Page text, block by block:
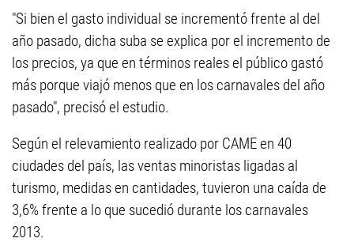
"Si bien el gasto individual se incrementó frente al del
año pasado, dicha suba se explica por el incremento de
los precios, ya que en términos reales el público gastó
más porque viajó menos que en los carnavales del año
pasado", precisó el estudio.
Según el relevamiento realizado por CAME en 40
ciudades del país, las ventas minoristas ligadas al
turismo, medidas en cantidades, tuvieron una caída de
3,6% frente a lo que sucedió durante los carnavales
2013.